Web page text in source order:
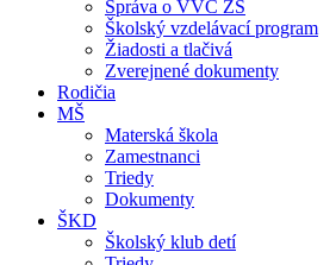
Správa o VVC ZŠ
Školský vzdelávací program
Žiadosti a tlačivá
Zverejnené dokumenty
Rodičia
MŠ
Materská škola
Zamestnanci
Triedy
Dokumenty
ŠKD
Školský klub detí